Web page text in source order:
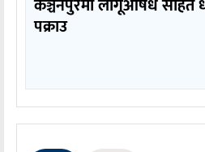
कञ्चनपुरमा लागूऔषध सहित
पक्राउ